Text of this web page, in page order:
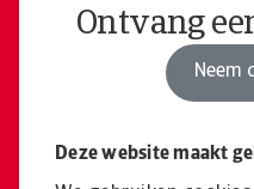
Deze website maakt
Ontvang
Neem